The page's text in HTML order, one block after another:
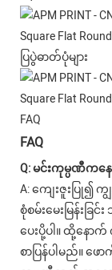
ပြပွဲဓာတ်ပုံများ
FAQ
FAQ
Q: မင်းကုမ္ပဏီက
A: ကျေးဇူးပြု၍ က
စုံစမ်းမေးမြန်း
ပေးပို့ပါ။ ထို့နေ
စာပြန်ပါမည်။